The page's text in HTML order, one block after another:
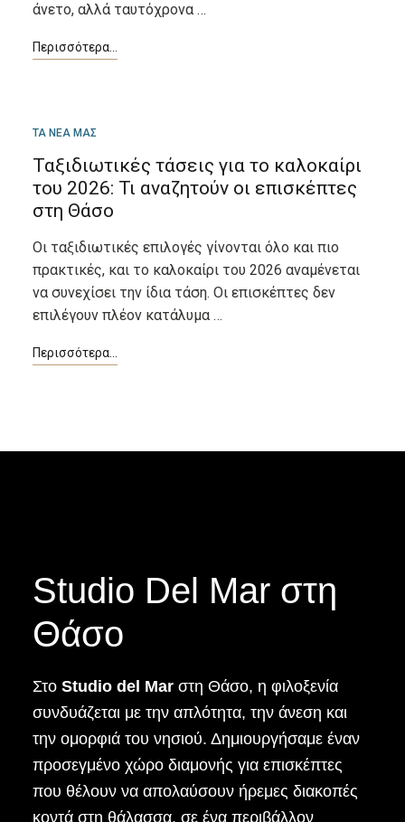
άνετο, αλλά ταυτόχρονα …
ΜΑΡ
17
ΤΑ ΝΕΑ ΜΑΣ
Ταξιδιωτικές τάσεις για το καλοκαίρι
του 2026: Τι αναζητούν οι επισκέπτες
στη Θάσο
Οι ταξιδιωτικές επιλογές γίνονται όλο και πιο
πρακτικές, και το καλοκαίρι του 2026 αναμένεται
να συνεχίσει την ίδια τάση. Οι επισκέπτες δεν
επιλέγουν πλέον κατάλυμα …
Studio Del Mar στη
Θάσο
Στο Studio del Marστη Θάσο, η φιλοξενία
συνδυάζεται με την απλότητα, την άνεση και
την ομορφιά του νησιού. Δημιουργήσαμε έναν
προσεγμένο χώρο διαμονής για επισκέπτες
που θέλουν να απολαύσουν ήρεμες διακοπές
κοντά στη θάλασσα, σε ένα περιβάλλον